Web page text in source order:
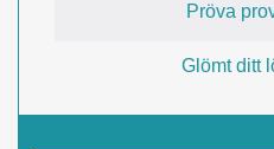
Pröva
Glömt ditt